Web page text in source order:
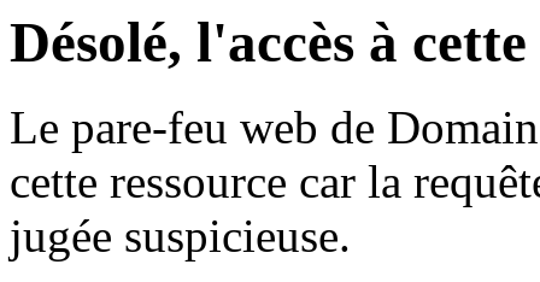
Désolé, l'accès à
Le pare-feu web de
cette ressource car la
jugée suspicieuse.